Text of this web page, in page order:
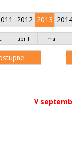
2012 2013 2014
apríl máj
V